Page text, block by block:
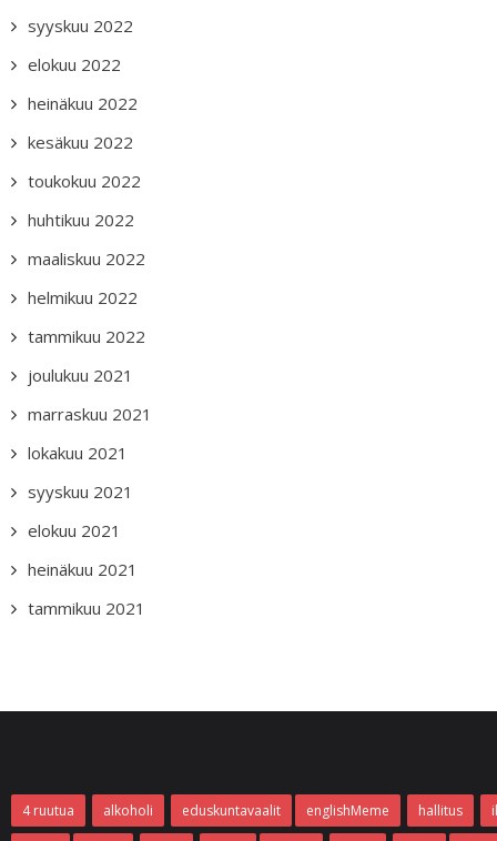
syyskuu 2022
elokuu 2022
heinäkuu 2022
kesäkuu 2022
toukokuu 2022
huhtikuu 2022
maaliskuu 2022
helmikuu 2022
tammikuu 2022
joulukuu 2021
marraskuu 2021
lokakuu 2021
syyskuu 2021
elokuu 2021
heinäkuu 2021
tammikuu 2021
4 ruutua alkoholi eduskuntavaalit englishMeme hallitus